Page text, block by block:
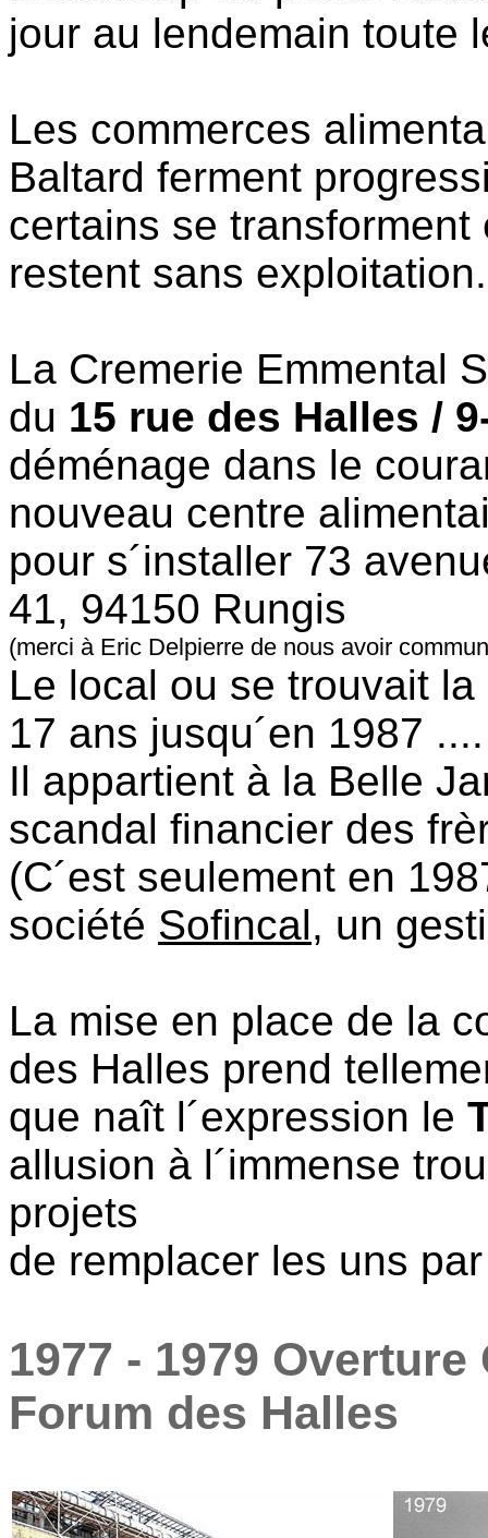
jour au lendemain toute
Les commerces
Baltard ferment
certains se transforment
restent sans exploitation.
La Cremerie Emmental
du 15 rue des Halles /
déménage dans le
nouveau centre
pour s´installer 73
41, 94150 Rungis
(merci à Eric Delpierre de nous avoir
Le local ou se trouvait
17 ans jusqu´en 1987 ....
Il appartient à la Belle
scandal financier des
(C´est seulement en
société Sofincal, un
La mise en place de la
des Halles prend
que naît l´expression le
allusion à l´immense
projets
de remplacer les uns
1977 - 1979
Forum des Halles